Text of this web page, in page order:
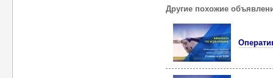
Другие похожие